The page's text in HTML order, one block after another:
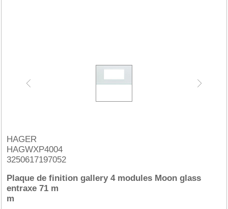
HAGER
HAGWXP4004
3250617197052
Plaque de finition gallery 4 modules Moon glass
entraxe 71 m
m